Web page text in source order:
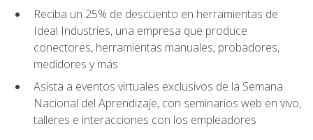
Reciba un 25% de descuento en herramientas de
Ideal Industries, una empresa que produce
conectores, herramientas manuales, probadores,
medidores y más
Asista a eventos virtuales exclusivos de la Semana
Nacional del Aprendizaje, con seminarios web en vivo,
talleres e interacciones con los empleadores